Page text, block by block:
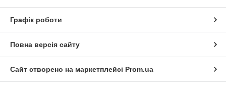
Графік роботи
Повна версія сайту
Сайт створено на маркетплейсі Prom.ua